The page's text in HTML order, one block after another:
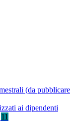
(da pubblicare
ai dipendenti
11